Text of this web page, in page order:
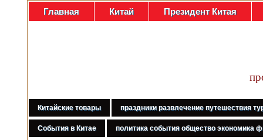
Главная Китай Президент Китая
Китайские товары праздники развлечение путешествия
События в Китае политика события общество экономика